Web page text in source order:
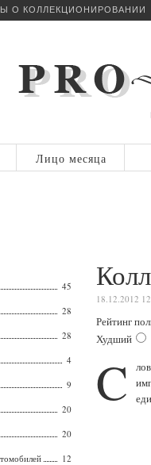
О КОЛЛЕКЦИОНИРОВАНИИ
Лицо месяца
18.12.2012
Рейтинг
Худший
C
45
28
28
4
9
20
20
12